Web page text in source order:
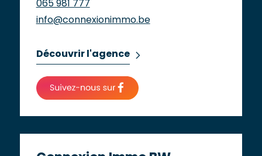
065 981 777
info@connexionimmo.be
Découvrir l'agence